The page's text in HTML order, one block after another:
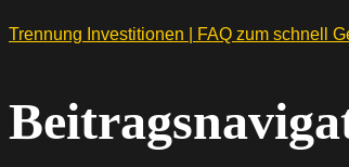
Trennung Investitionen | FAQ zum schnell